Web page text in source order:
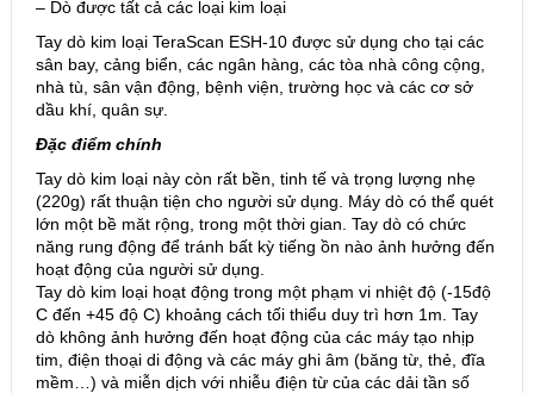
– Dò được tất cả các loại kim loại
Tay dò kim loại TeraScan ESH-10 được sử dụng cho tại các
sân bay, cảng biển, các ngân hàng, các tòa nhà công cộng,
nhà tù, sân vận động, bệnh viện, trường học và các cơ sở
dầu khí, quân sự.
Đặc điểm chính
Tay dò kim loại này còn rất bền, tinh tế và trọng lượng nhẹ
(220g) rất thuận tiện cho người sử dụng. Máy dò có thể quét
lớn một bề măt rộng, trong một thời gian. Tay dò có chức
năng rung động để tránh bất kỳ tiếng ồn nào ảnh hưởng đến
hoạt động của người sử dụng.
Tay dò kim loại hoạt động trong một phạm vi nhiệt độ (-15độ
C đến +45 độ C) khoảng cách tối thiểu duy trì hơn 1m. Tay
dò không ảnh hưởng đến hoạt động của các máy tạo nhịp
tim, điện thoại di động và các máy ghi âm (băng từ, thẻ, đĩa
mềm…) và miễn dịch với nhiễu điện từ của các dải tần số